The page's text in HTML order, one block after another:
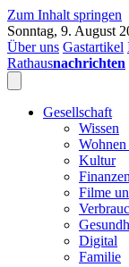
Zum Inhalt springen
Sonntag, 9. August
Über uns Gastartikel
Rathausnachrichten
Gesellschaft
Wissen
Kultur
Finanzen
Filme
Digital
Familie